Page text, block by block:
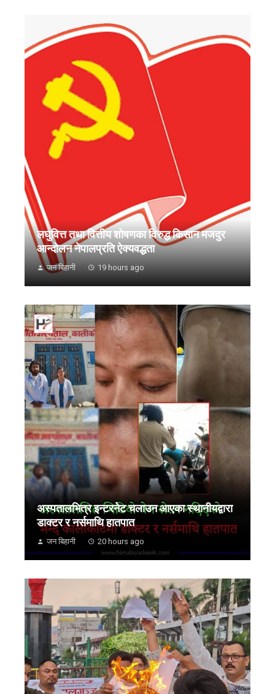
लघुवित्त तथा वित्तीय शोषणका विरुद्ध किसान मजदुर
आन्दोलन नेपालप्रति ऐक्यवद्धता
जन बिहानी 19 hours ago
अस्पतालभित्र इन्टरनेट चलाउन आएका स्थानीयद्वारा
डाक्टर र नर्समाथि हातपात
जन बिहानी 20 hours ago